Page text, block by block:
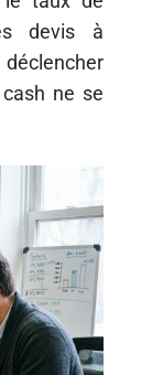
devis à
ne se